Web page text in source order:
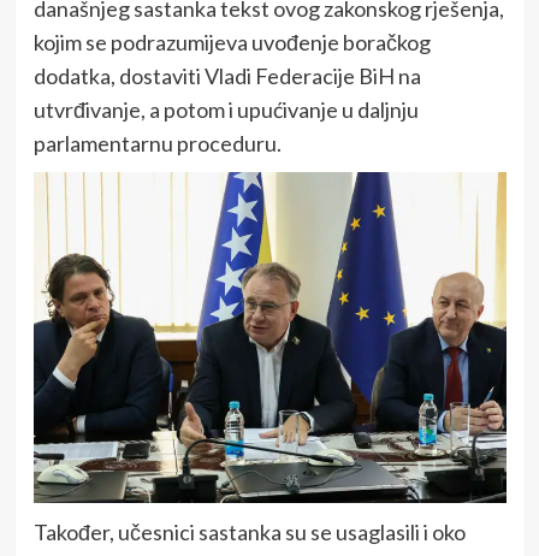
današnjeg sastanka tekst ovog zakonskog rješenja,
kojim se podrazumijeva uvođenje boračkog
dodatka, dostaviti Vladi Federacije BiH na
utvrđivanje, a potom i upućivanje u daljnju
parlamentarnu proceduru.
Također, učesnici sastanka su se usaglasili i oko